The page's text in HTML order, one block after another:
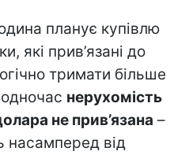
планує купівлю
які прив’язані до
тримати більше
нерухомість
не прив’язана –
насамперед від